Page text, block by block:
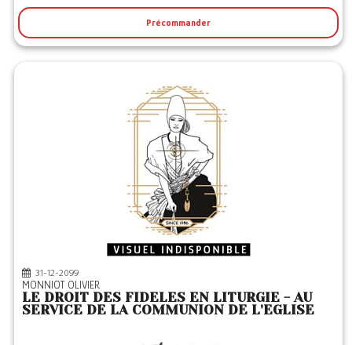
Précommander
31-12-2099
MONNIOT OLIVIER
LE DROIT DES FIDELES EN LITURGIE - AU
SERVICE DE LA COMMUNION DE L'EGLISE